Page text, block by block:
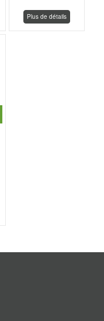
Plus de détails